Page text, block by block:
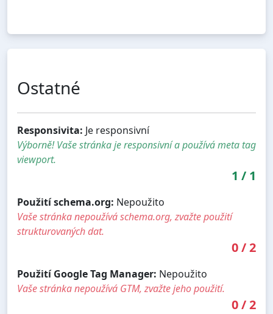
Ostatné
Responsivita: Je responsivní
Výborně! Vaše stránka je responsivní a používá meta tag
viewport.
1 / 1
Použití schema.org: Nepoužito
Vaše stránka nepoužívá schema.org, zvažte použití
strukturovaných dat.
0/2
Použití Google Tag Manager: Nepoužito
Vaše stránka nepoužívá GTM, zvažte jeho použití.
0/2